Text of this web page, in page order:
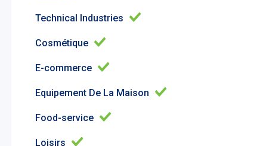
Technical Industries
Cosmétique
E-commerce
Equipement De La Maison
Food-service
Loisirs